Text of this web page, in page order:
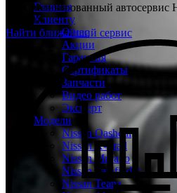
Главная
Клиенту
О нас
Акции
Гарантия
Сертификаты
Запчасти
Видео работ
Эксперт
Модели
Nissan Qashqai
Nissan X-Trail
Nissan Murano
Nissan Pathfinder
Nissan Teana
Специализированный
Москвы
Найти ближайший сервис